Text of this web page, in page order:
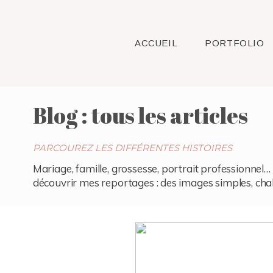
ACCUEIL PORTFOLIO
Blog : tous les articles
PARCOUREZ LES DIFFÉRENTES HISTOIRES
Mariage, famille, grossesse, portrait
découvrir mes reportages : des images simples,